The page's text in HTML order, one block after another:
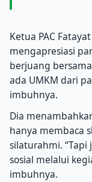
Ketua PAC
mengapresiasi
berjuang
ada UMKM dari
imbuhnya.
Dia
hanya membaca
silaturahmi.
sosial melalui
imbuhnya.